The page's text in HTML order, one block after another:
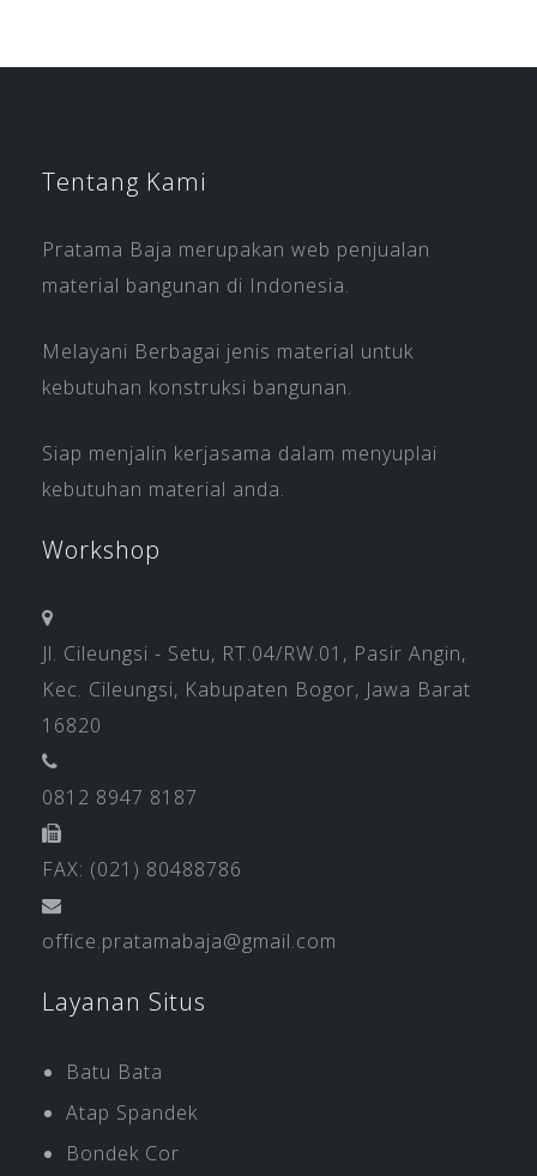
Tentang Kami
Pratama Baja merupakan web penjualan
material bangunan di Indonesia.
Melayani Berbagai jenis material untuk
kebutuhan konstruksi bangunan.
Siap menjalin kerjasama dalam menyuplai
kebutuhan material anda.
Workshop
Jl. Cileungsi - Setu, RT.04/RW.01, Pasir Angin,
Kec. Cileungsi, Kabupaten Bogor, Jawa Barat
16820
0812 8947 8187
FAX: (021) 80488786
office.pratamabaja@gmail.com
Layanan Situs
Batu Bata
Atap Spandek
Bondek Cor